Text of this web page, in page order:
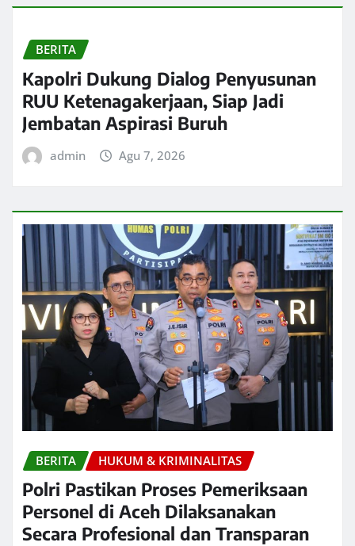
BERITA
Kapolri Dukung Dialog Penyusunan
RUU Ketenagakerjaan, Siap Jadi
Jembatan Aspirasi Buruh
admin Agu 7, 2026
BERITA HUKUM & KRIMINALITAS
Polri Pastikan Proses Pemeriksaan
Personel di Aceh Dilaksanakan
Secara Profesional dan Transparan